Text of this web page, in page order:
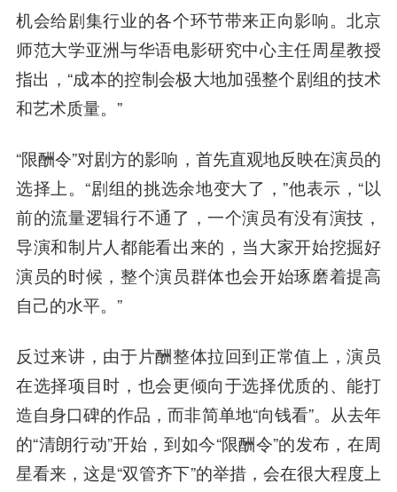
机会给剧集行业的各个环节带来正向影响。北京
师范大学亚洲与华语电影研究中心主任周星教授
指出，“成本的控制会极大地加强整个剧组的技术
和艺术质量。”
“限酬令”对剧方的影响，首先直观地反映在演员的
选择上。“剧组的挑选余地变大了，”他表示，“以
前的流量逻辑行不通了，一个演员有没有演技，
导演和制片人都能看出来的，当大家开始挖掘好
演员的时候，整个演员群体也会开始琢磨着提高
自己的水平。”
反过来讲，由于片酬整体拉回到正常值上，演员
在选择项目时，也会更倾向于选择优质的、能打
造自身口碑的作品，而非简单地“向钱看”。从去年
的“清朗行动”开始，到如今“限酬令”的发布，在周
星看来，这是“双管齐下”的举措，会在很大程度上